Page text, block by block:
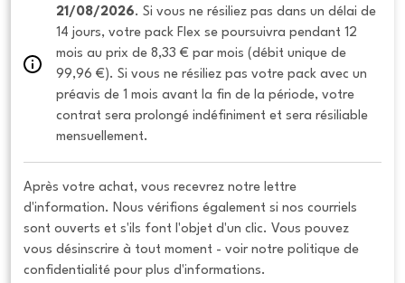
21/08/2026. Si vous ne résiliez pas dans un délai de
14 jours, votre pack Flex se poursuivra pendant 12
mois au prix de 8,33 € par mois (débit unique de
99,96 €). Si vous ne résiliez pas votre pack avec un
préavis de 1 mois avant la fin de la période, votre
contrat sera prolongé indéfiniment et sera résiliable
mensuellement.
Après votre achat, vous recevrez notre lettre
d'information. Nous vérifions également si nos courriels
sont ouverts et s'ils font l'objet d'un clic. Vous pouvez
vous désinscrire à tout moment - voir notre politique de
confidentialité pour plus d'informations.